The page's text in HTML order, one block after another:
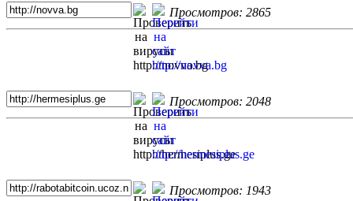
Просмотров: 2865
Просмотров: 2048
Просмотров: 1943